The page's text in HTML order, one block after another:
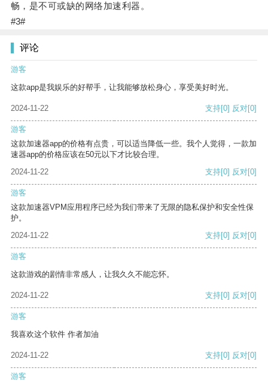
畅，是不可或缺的网络加速利器。
#3#
评论
游客
这款app是我娱乐的好帮手，让我能够放松身心，享受美好时光。
2024-11-22 支持[0] 反对[0]
游客
这款加速器app的价格有点贵，可以适当降低一些。我个人觉得，一款加
速器app的价格应该在50元以下才比较合理。
2024-11-22
支持[0] 反对[0]
游客
这款加速器VPM应用程序已经为我们带来了无限的隐私保护和安全性保
护。
2024-11-22
支持[0] 反对[0]
游客
这款游戏的剧情非常感人，让我久久不能忘怀。
2024-11-22 支持[0] 反对[0]
游客
我喜欢这个软件 作者加油
2024-11-22 支持[0] 反对[0]
游客